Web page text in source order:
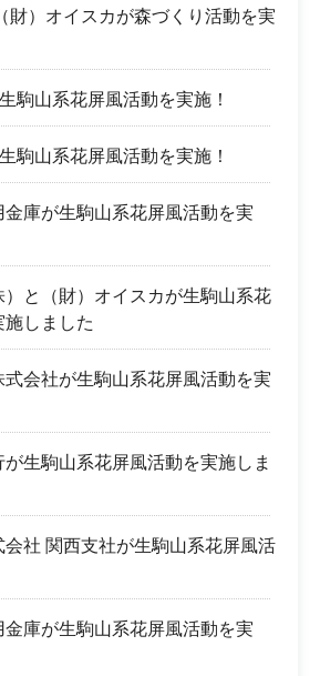
財）オイスカが森づくり活動を実
駒山系花屏風活動を実施！
駒山系花屏風活動を実施！
金庫が生駒山系花屏風活動を実
）と（財）オイスカが生駒山系花
施しました
会社が生駒山系花屏風活動を実
生駒山系花屏風活動を実施しま
会社 関西支社が生駒山系花屏風活
金庫が生駒山系花屏風活動を実